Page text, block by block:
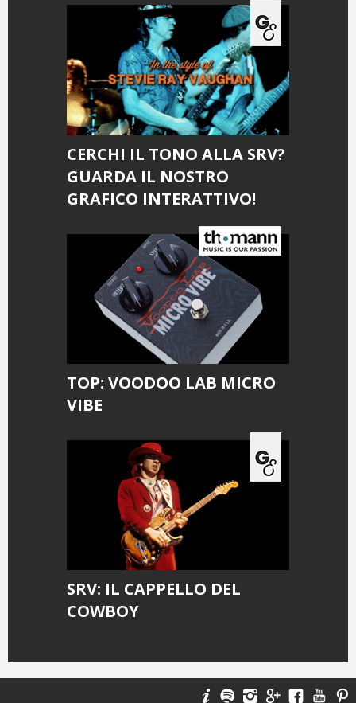
CERCHI IL TONO ALLA SRV?
GUARDA IL NOSTRO
GRAFICO INTERATTIVO!
TOP: VOODOO LAB MICRO
VIBE
SRV: IL CAPPELLO DEL
COWBOY